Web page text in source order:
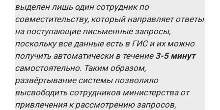
выделен лишь один сотрудник по
совместительству, который направляет ответы
на поступающие письменные запросы,
поскольку все данные есть в ГИС и их можно
получить автоматически в течение 3-5 минут
самостоятельно. Таким образом,
развёртывание системы позволило
высвободить сотрудников министерства от
привлечения к рассмотрению запросов,